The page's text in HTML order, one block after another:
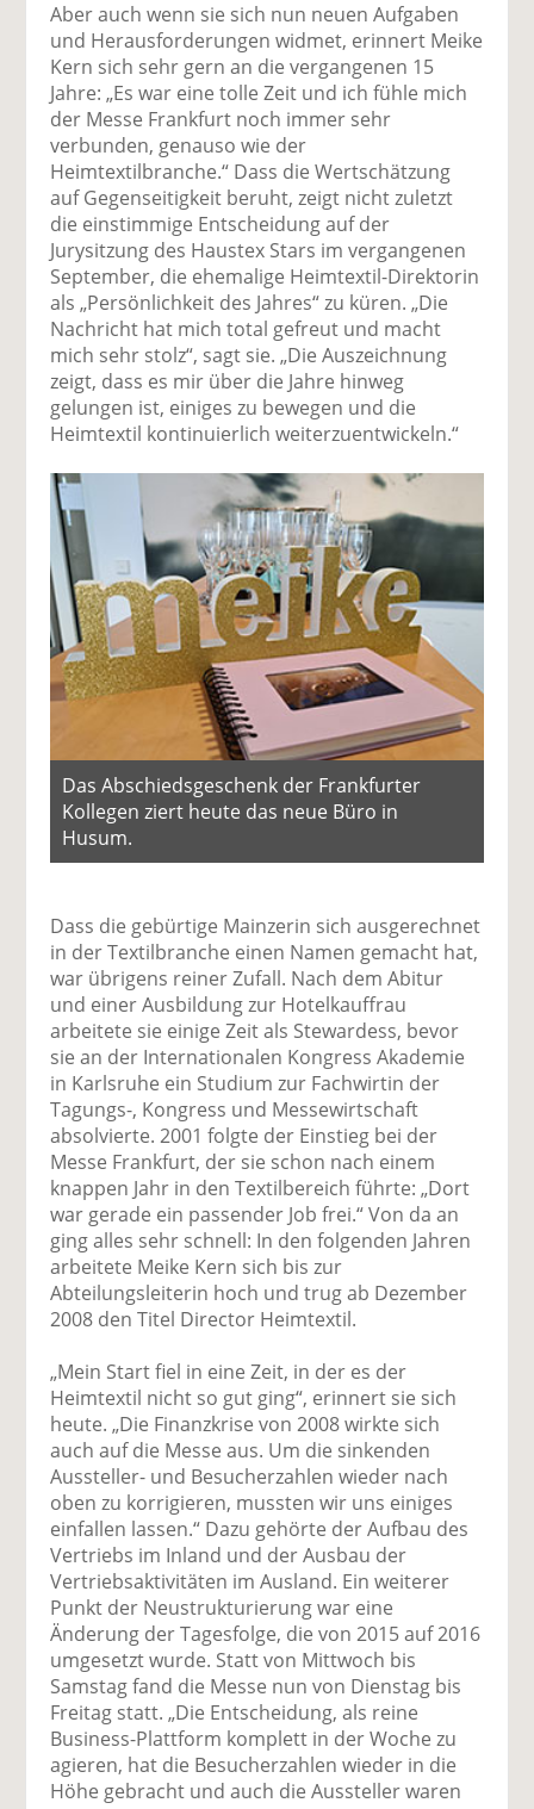
Aber auch wenn sie sich nun neuen Aufgaben
und Herausforderungen widmet, erinnert Meike
Kern sich sehr gern an die vergangenen 15
Jahre: „Es war eine tolle Zeit und ich fühle mich
der Messe Frankfurt noch immer sehr
verbunden, genauso wie der
Heimtextilbranche.“ Dass die Wertschätzung
auf Gegenseitigkeit beruht, zeigt nicht zuletzt
die einstimmige Entscheidung auf der
Jurysitzung des Haustex Stars im vergangenen
September, die ehemalige Heimtextil-Direktorin
als „Persönlichkeit des Jahres“ zu küren. „Die
Nachricht hat mich total gefreut und macht
mich sehr stolz“, sagt sie. „Die Auszeichnung
zeigt, dass es mir über die Jahre hinweg
gelungen ist, einiges zu bewegen und die
Heimtextil kontinuierlich weiterzuentwickeln.“
Das Abschiedsgeschenk der Frankfurter
Kollegen ziert heute das neue Büro in
Husum.
Dass die gebürtige Mainzerin sich ausgerechnet
in der Textilbranche einen Namen gemacht hat,
war übrigens reiner Zufall. Nach dem Abitur
und einer Ausbildung zur Hotelkauffrau
arbeitete sie einige Zeit als Stewardess, bevor
sie an der Internationalen Kongress Akademie
in Karlsruhe ein Studium zur Fachwirtin der
Tagungs-, Kongress und Messewirtschaft
absolvierte. 2001 folgte der Einstieg bei der
Messe Frankfurt, der sie schon nach einem
knappen Jahr in den Textilbereich führte: „Dort
war gerade ein passender Job frei.“ Von da an
ging alles sehr schnell: In den folgenden Jahren
arbeitete Meike Kern sich bis zur
Abteilungsleiterin hoch und trug ab Dezember
2008 den Titel Director Heimtextil.
„Mein Start fiel in eine Zeit, in der es der
Heimtextil nicht so gut ging“, erinnert sie sich
heute. „Die Finanzkrise von 2008 wirkte sich
auch auf die Messe aus. Um die sinkenden
Aussteller- und Besucherzahlen wieder nach
oben zu korrigieren, mussten wir uns einiges
einfallen lassen.“ Dazu gehörte der Aufbau des
Vertriebs im Inland und der Ausbau der
Vertriebsaktivitäten im Ausland. Ein weiterer
Punkt der Neustrukturierung war eine
Änderung der Tagesfolge, die von 2015 auf 2016
umgesetzt wurde. Statt von Mittwoch bis
Samstag fand die Messe nun von Dienstag bis
Freitag statt. „Die Entscheidung, als reine
Business-Plattform komplett in der Woche zu
agieren, hat die Besucherzahlen wieder in die
Höhe gebracht und auch die Aussteller waren